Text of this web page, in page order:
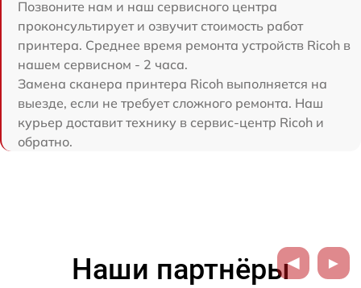
Позвоните нам и наш сервисного центра
проконсультирует и озвучит стоимость работ
принтера. Среднее время ремонта устройств Ricoh в
нашем сервисном - 2 часа.
Замена сканера принтера Ricoh выполняется на
выезде, если не требует сложного ремонта. Наш
курьер доставит технику в сервис-центр Ricoh и
обратно.
Наши партнёры